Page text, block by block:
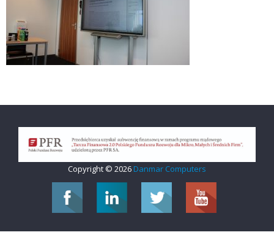
Copyright © 2026 Danmar Computers